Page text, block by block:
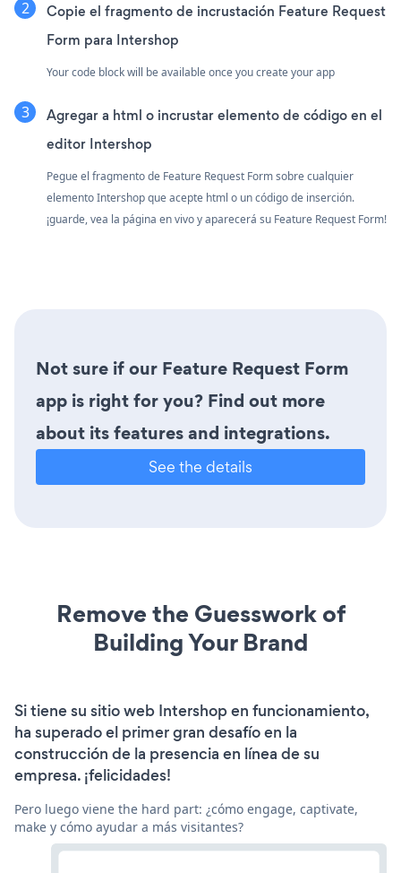
Copie el fragmento de incrustación Feature Request
Form para Intershop
Your code block will be available once you create your app
Agregar a html o incrustar elemento de código en el
editor Intershop
Pegue el fragmento de Feature Request Form sobre cualquier
elemento Intershop que acepte html o un código de inserción.
¡guarde, vea la página en vivo y aparecerá su Feature Request Form!
Not sure if our Feature Request Form
app is right for you? Find out more
about its features and integrations.
See the details
Remove the Guesswork of
Building Your Brand
Si tiene su sitio web Intershop en funcionamiento,
ha superado el primer gran desafío en la
construcción de la presencia en línea de su
empresa. ¡felicidades!
Pero luego viene the hard part: ¿cómo engage, captivate,
make y cómo ayudar a más visitantes?